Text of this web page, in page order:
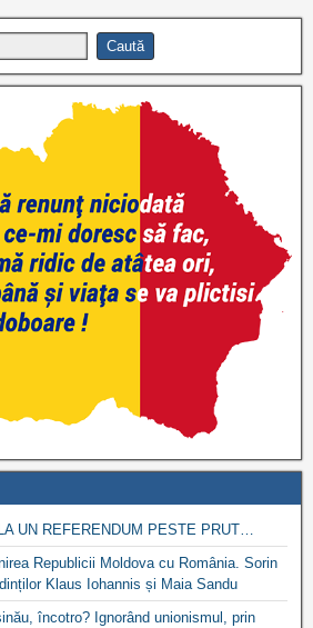
UN REFERENDUM PESTE PRUT…
Republicii Moldova cu România. Sorin
Klaus Iohannis și Maia Sandu
încotro? Ignorând unionismul, prin